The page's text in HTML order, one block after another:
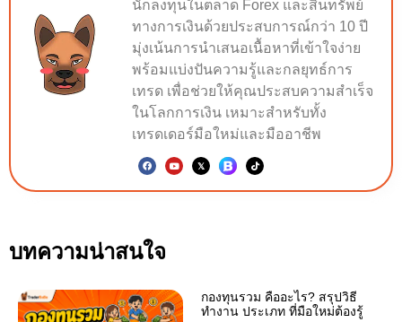
นักลงทุนในตลาด Forex และสินทรัพย์
ทางการเงินด้วยประสบการณ์กว่า 10 ปี
มุ่งเน้นการนำเสนอเนื้อหาที่เข้าใจง่าย
พร้อมแบ่งปันความรู้และกลยุทธ์การ
เทรด เพื่อช่วยให้คุณประสบความสำเร็จ
ในโลกการเงิน เหมาะสำหรับทั้ง
เทรดเดอร์มือใหม่และมืออาชีพ
บทความน่าสนใจ
กองทุนรวม คืออะไร? สรุปวิธี
ทำงาน ประเภท ที่มือใหม่ต้องรู้